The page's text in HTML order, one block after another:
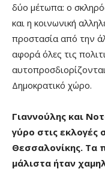
δύο μέτωπα: ο
και η κοινωνική
προστασία από την
αφορά όλες τις
Δημοκρατικό χώρο.
Γιαννούλης και
γύρο στις εκλογές
Θεσσαλονίκης. Τα
μάλιστα ήταν